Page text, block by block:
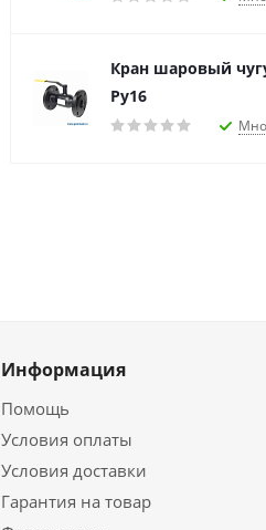
Кран шаровый
Ру16
Информация
Помощь
Условия оплаты
Условия доставки
Гарантия на товар